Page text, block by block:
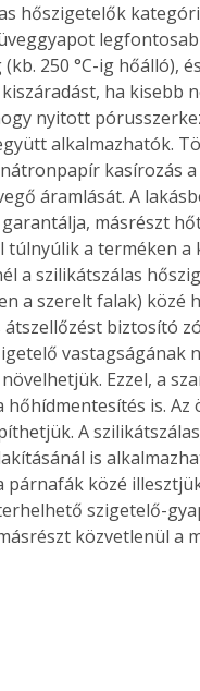
is
Bárhol,
élve
az
A
hőszigetelők
250 °C-ig hőálló),
ha kisebb
nyitott
alkalmazhatók.
kasírozás
áramlását. A
másrészt
túlnyúlik a terméken
a szilikátszálas
a szerelt falak) közé
biztosító
vastagságának
Ezzel, a
hőhídmentesítés is.
A
is
párnafák közé
szigetelő-
közvetlenül a